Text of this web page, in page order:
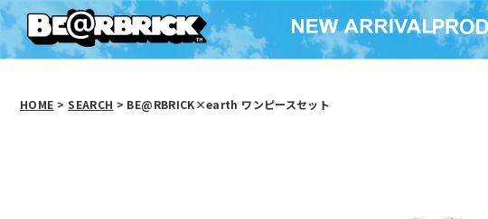
HOME > SEARCH > BE@RBRICK×earth ワンピースセット